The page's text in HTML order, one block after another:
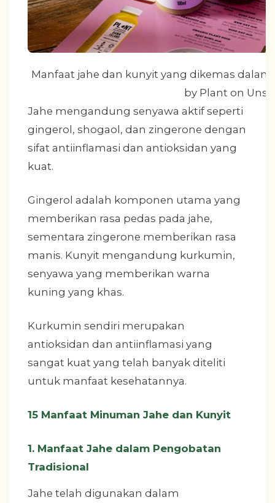
Manfaat jahe dan kunyit yang dikemas
by Plant on
Jahe mengandung senyawa aktif seperti
gingerol, shogaol, dan zingerone dengan
sifat antiinflamasi dan antioksidan yang
kuat.
Gingerol adalah komponen utama yang
memberikan rasa pedas pada jahe,
sementara zingerone memberikan rasa
manis. Kunyit mengandung kurkumin,
senyawa yang memberikan warna
kuning yang khas.
Kurkumin sendiri merupakan
antioksidan dan antiinflamasi yang
sangat kuat yang telah banyak diteliti
untuk manfaat kesehatannya.
15 Manfaat Minuman Jahe dan Kunyit
1. Manfaat Jahe dalam Pengobatan
Tradisional
Jahe telah digunakan dalam